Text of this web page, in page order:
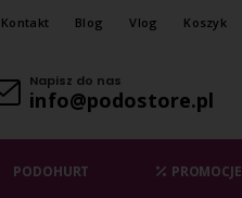
Kontakt Blog Vlog Koszyk
Napisz do nas
info@podostore.pl
PODOHURT PROMOCJE